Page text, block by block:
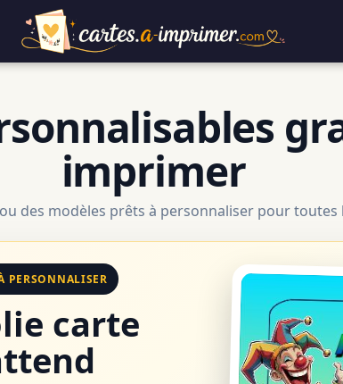
imprimer
des modèles prêts à personnaliser pour toutes
PERSONNALISER
carte